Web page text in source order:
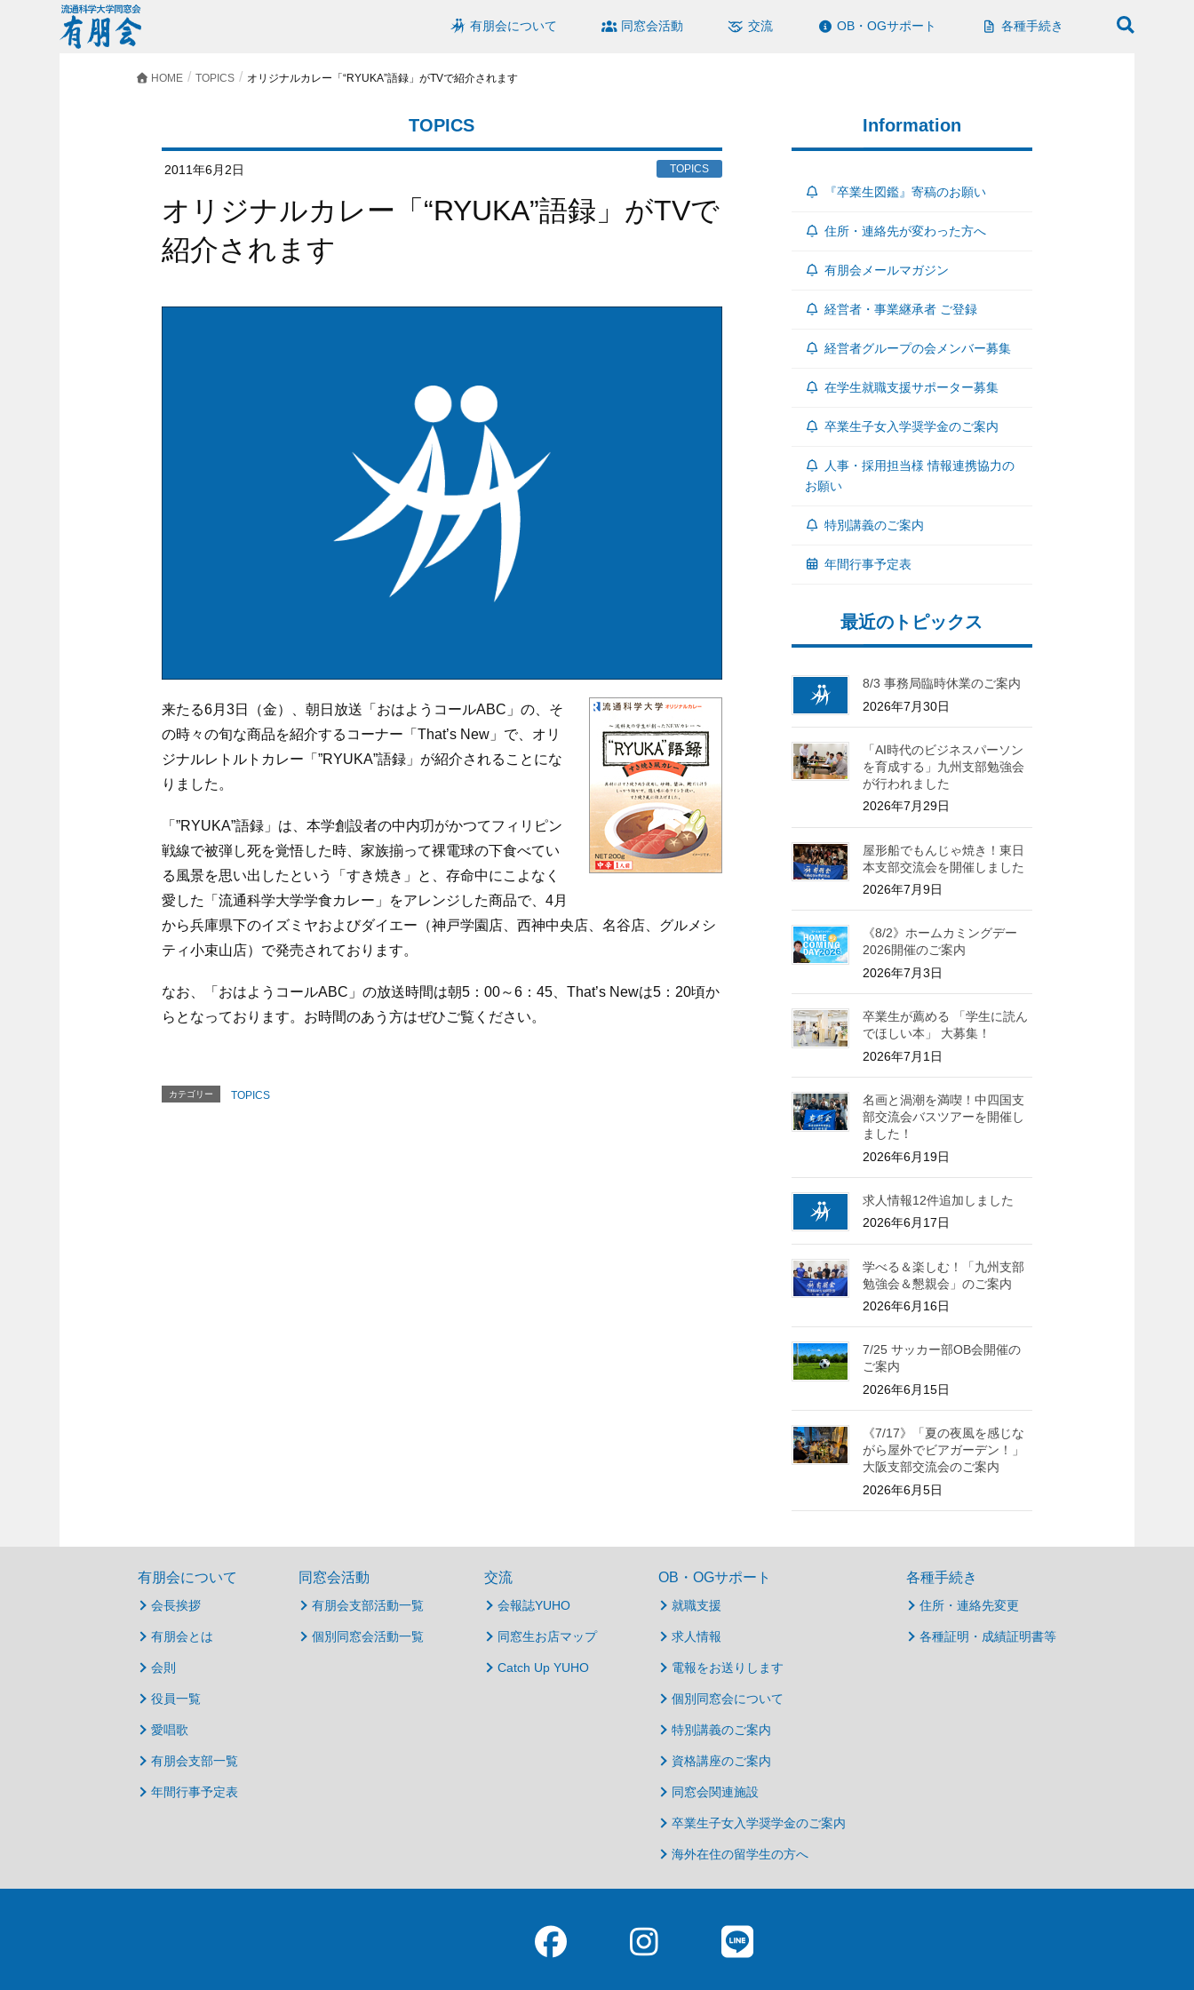
有朋会について 同窓会活動 交流 OB・OGサポート 各種手続き
HOME TOPICS オリジナルカレー「“RYUKA”語録」がTVで紹介されます
TOPICS
2011年6月2日 TOPICS
オリジナルカレー「“RYUKA”語録」がTVで
紹介されます
来たる6月3日（金）、朝日放送「おはようコールABC」の、そ
の時々の旬な商品を紹介するコーナー「That’s New」で、オリ
ジナルレトルトカレー「”RYUKA”語録」が紹介されることにな
りました。
「”RYUKA”語録」は、本学創設者の中内㓛がかつてフィリピン
戦線で被弾し死を覚悟した時、家族揃って裸電球の下食べてい
る風景を思い出したという「すき焼き」と、存命中にこよなく
愛した「流通科学大学学食カレー」をアレンジした商品で、4月
から兵庫県下のイズミヤおよびダイエー（神戸学園店、西神中央店、名谷店、グルメシ
ティ小束山店）で発売されております。
なお、「おはようコールABC」の放送時間は朝5：00～6：45、That’s Newは5：20頃か
らとなっております。お時間のあう方はぜひご覧ください。
カテゴリー TOPICS
Information
『卒業生図鑑』寄稿のお願い
住所・連絡先が変わった方へ
有朋会メールマガジン
経営者・事業継承者 ご登録
経営者グループの会メンバー募集
在学生就職支援サポーター募集
卒業生子女入学奨学金のご案内
人事・採用担当様 情報連携協力の
お願い
特別講義のご案内
年間行事予定表
最近のトピックス
8/3 事務局臨時休業のご案内
2026年7月30日
「AI時代のビジネスパーソン
を育成する」九州支部勉強会
が行われました
2026年7月29日
屋形船でもんじゃ焼き！東日
本支部交流会を開催しました
2026年7月9日
《8/2》ホームカミングデー
2026開催のご案内
2026年7月3日
卒業生が薦める 「学生に読ん
でほしい本」 大募集！
2026年7月1日
名画と渦潮を満喫！中四国支
部交流会バスツアーを開催し
ました！
2026年6月19日
求人情報12件追加しました
2026年6月17日
学べる＆楽しむ！「九州支部
勉強会＆懇親会」のご案内
2026年6月16日
7/25 サッカー部OB会開催の
ご案内
2026年6月15日
《7/17》「夏の夜風を感じな
がら屋外でビアガーデン！」
大阪支部交流会のご案内
2026年6月5日
有朋会について
会長挨拶
有朋会とは
会則
役員一覧
愛唱歌
有朋会支部一覧
年間行事予定表
同窓会活動
有朋会支部活動一覧
個別同窓会活動一覧
交流
会報誌YUHO
同窓生お店マップ
Catch Up YUHO
OB・OGサポート
就職支援
求人情報
電報をお送りします
個別同窓会について
特別講義のご案内
資格講座のご案内
同窓会関連施設
卒業生子女入学奨学金のご案内
海外在住の留学生の方へ
各種手続き
住所・連絡先変更
各種証明・成績証明書等